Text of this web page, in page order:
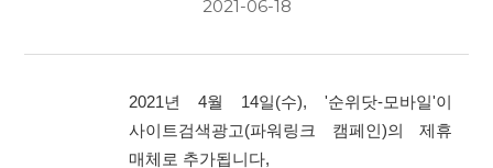
2021-06-18
2021년 4월 14일(수), '순위닷-모바일'이
사이트검색광고(파워링크 캠페인)의 제휴
매체로 추가됩니다,